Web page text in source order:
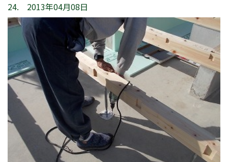
24. 2013年04月08日